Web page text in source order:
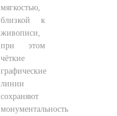
мягкостью,
близкой к
живописи,
при этом
чёткие
графические
линии
сохраняют
монументальность